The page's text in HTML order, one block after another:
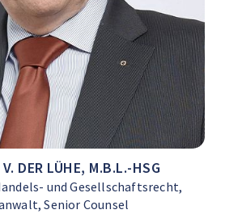
DER LÜHE, M.B.L.-HSG
und Gesellschaftsrecht,
Senior Counsel